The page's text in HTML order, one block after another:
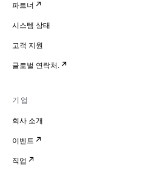
파트너
시스템 상태
고객 지원
글로벌 연락처.
기업
회사 소개
이벤트
직업